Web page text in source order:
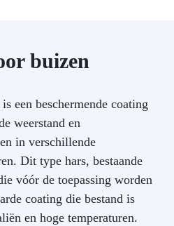
buizen
een beschermende coating
weerstand en
in verschillende
Dit type hars, bestaande
vóór de toepassing worden
coating die bestand is
en hoge temperaturen.